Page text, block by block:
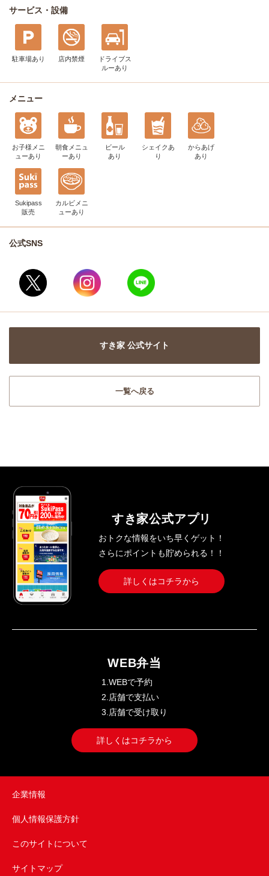
サービス・設備
駐車場あり 店内禁煙
ドライブス
ルーあり
メニュー
お子様メニ
ューあり
朝食メニュ
ーあり
ビール
あり
シェイク あ
り
からあげ
あり
Sukipass
販売
カルビメニ
ューあり
公式SNS
すき家 公式サイト
一覧へ戻る
すき家公式アプリ
おトクな情報をいち早くゲット！
さらにポイントも貯められる！！
詳しくはコチラから
WEB弁当
1.WEBで予約
2.店舗で支払い
3.店舗で受け取り
詳しくはコチラから
企業情報
個人情報保護方針
このサイトについて
サイトマップ